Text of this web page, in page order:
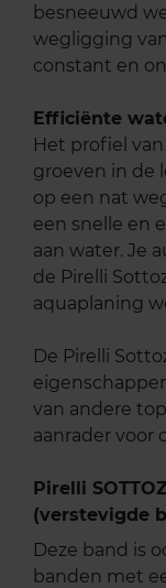
besneeuwd
wegligging
constant en
Efficiënte
Het profiel
groeven in de
op een nat
een snelle en
aan water. Je
de Pirelli
aquaplaning
De Pirelli
van andere
aanrader voor
Pirelli
(verstevigde
Deze band is
banden met